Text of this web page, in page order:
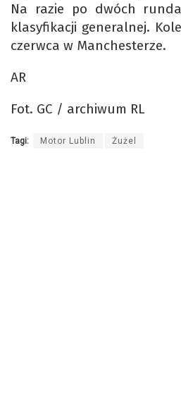
Na razie po dwóch
klasyfikacji generalnej.
czerwca w Manchesterze.
AR
Fot. GC / archiwum RL
Tagi: Motor Lublin Żużel